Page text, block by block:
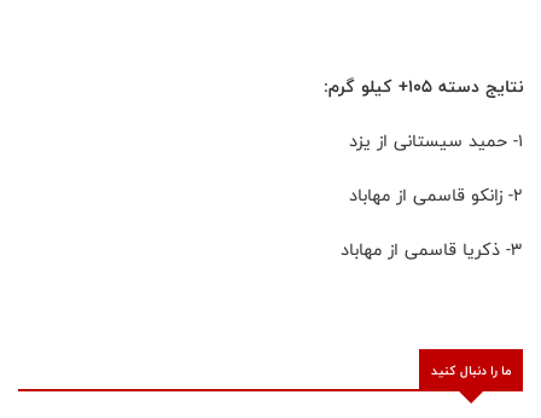
نتایج دسته ۱۰۵+ کیلو گرم:
۱- حمید سیستانی از یزد
۲- زانکو قاسمی از مهاباد
۳- ذکریا قاسمی از مهاباد
ما را دنبال کنید